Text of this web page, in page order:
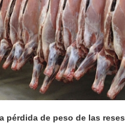
pérdida de peso de las reses